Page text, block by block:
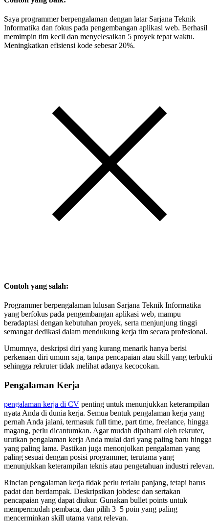
Saya programmer berpengalaman dengan latar Sarjana Teknik
Informatika dan fokus pada pengembangan aplikasi web. Berhasil
memimpin tim kecil dan menyelesaikan 5 proyek tepat waktu.
Meningkatkan efisiensi kode sebesar 20%.
Contoh yang salah:
Programmer berpengalaman lulusan Sarjana Teknik Informatika
yang berfokus pada pengembangan aplikasi web, mampu
beradaptasi dengan kebutuhan proyek, serta menjunjung tinggi
semangat dedikasi dalam mendukung kerja tim secara profesional.
Umumnya, deskripsi diri yang kurang menarik hanya berisi
perkenaan diri umum saja, tanpa pencapaian atau skill yang terbukti
sehingga rekruter tidak melihat adanya kecocokan.
Pengalaman Kerja
pengalaman kerja di CV penting untuk menunjukkan keterampilan
nyata Anda di dunia kerja. Semua bentuk pengalaman kerja yang
pernah Anda jalani, termasuk full time, part time, freelance, hingga
magang, perlu dicantumkan. Agar mudah dipahami oleh rekruter,
urutkan pengalaman kerja Anda mulai dari yang paling baru hingga
yang paling lama. Pastikan juga menonjolkan pengalaman yang
paling sesuai dengan posisi programmer, terutama yang
menunjukkan keterampilan teknis atau pengetahuan industri relevan.
Rincian pengalaman kerja tidak perlu terlalu panjang, tetapi harus
padat dan berdampak. Deskripsikan jobdesc dan sertakan
pencapaian yang dapat diukur. Gunakan bullet points untuk
mempermudah pembaca, dan pilih 3–5 poin yang paling
mencerminkan skill utama yang relevan.